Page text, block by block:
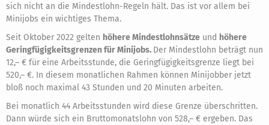
sich nicht an die Mindestlohn-Regeln hält. Das ist vor allem bei
Minijobs ein wichtiges Thema.
Seit Oktober 2022 gelten höhere Mindestlohnsätze und höhere
Geringfügigkeitsgrenzen für Minijobs. Der Mindestlohn beträgt nun
12,– € für eine Arbeitsstunde, die Geringfügigkeitsgrenze liegt bei
520,– €. In diesem monatlichen Rahmen können Minijobber jetzt
bloß noch maximal 43 Stunden und 20 Minuten arbeiten.
Bei monatlich 44 Arbeitsstunden wird diese Grenze überschritten.
Dann würde sich ein Bruttomonatslohn von 528,– € ergeben. Das